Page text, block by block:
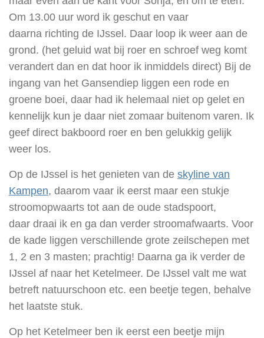
Om 13.00 uur word ik geschut en vaar
daarna richting de IJssel. Daar loop ik weer aan de
grond. (het geluid wat bij roer en schroef weg komt
verandert dan en dat hoor ik inmiddels direct) Bij de
ingang van het Gansendiep liggen een rode en
groene boei, daar had ik helemaal niet op gelet en
kennelijk kun je daar niet zomaar buitenom varen. Ik
geef direct bakboord roer en ben gelukkig gelijk
weer los.
Op de IJssel is het genieten van de skyline van
Kampen, daarom vaar ik eerst maar een stukje
stroomopwaarts tot aan de oude stadspoort,
daar draai ik en ga dan verder stroomafwaarts. Voor
de kade liggen verschillende grote zeilschepen met
1, 2 en 3 masten; prachtig! Daarna ga ik verder de
IJssel af naar het Ketelmeer. De IJssel valt me wat
betreft natuurschoon etc. een beetje tegen, behalve
het laatste stuk.
Op het Ketelmeer ben ik eerst een beetje mijn